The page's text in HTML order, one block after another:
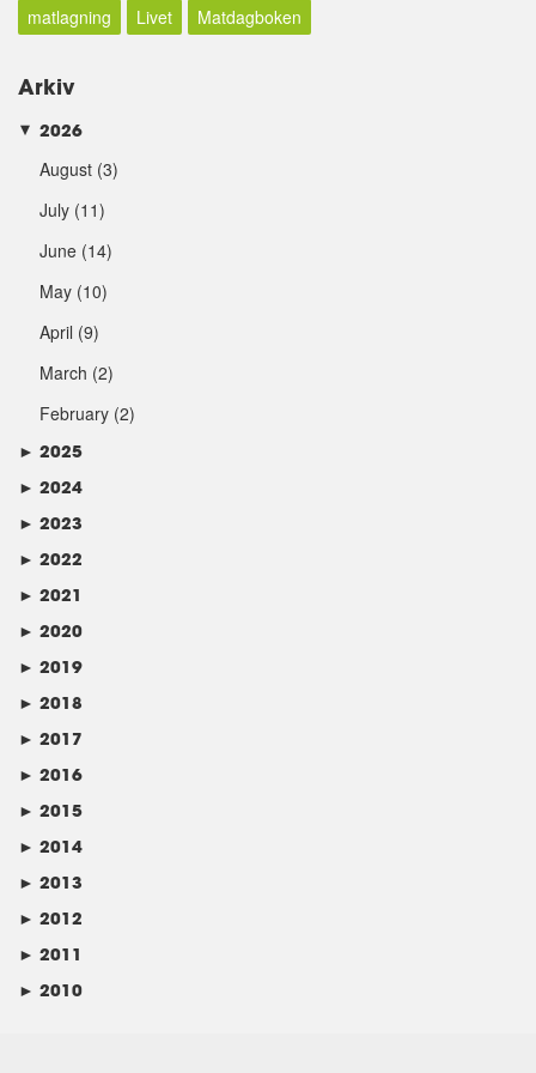
matlagning
Livet Matdagboken
Arkiv
► 2026
August (3)
July (11)
June (14)
May (10)
April (9)
March (2)
February (2)
► 2025
► 2024
► 2023
► 2022
► 2021
► 2020
► 2019
► 2018
► 2017
► 2016
► 2015
► 2014
► 2013
► 2012
► 2011
► 2010